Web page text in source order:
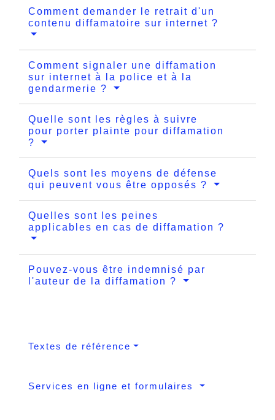
Comment demander le retrait d'un
contenu diffamatoire sur internet ?
Comment signaler une diffamation
sur internet à la police et à la
gendarmerie ?
Quelle sont les règles à suivre
pour porter plainte pour diffamation
?
Quels sont les moyens de défense
qui peuvent vous être opposés ?
Quelles sont les peines
applicables en cas de diffamation ?
Pouvez-vous être indemnisé par
l'auteur de la diffamation ?
Textes de référence
Services en ligne et formulaires